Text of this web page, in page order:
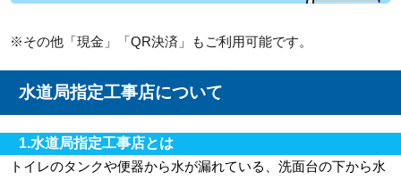
※その他「現金」「QR決済」もご利用可能です。
水道局指定工事店について
1.水道局指定工事店とは
トイレのタンクや便器から水が漏れている、洗面台の下から水